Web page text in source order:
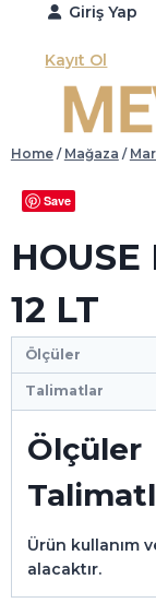
content
Giriş Yap
Kayıt Ol
Home / Mağaza /
Save
HOUSE
12 LT
Ölçüler
Talimatlar
Ölçüler
Ürün kullanım
alacaktır.